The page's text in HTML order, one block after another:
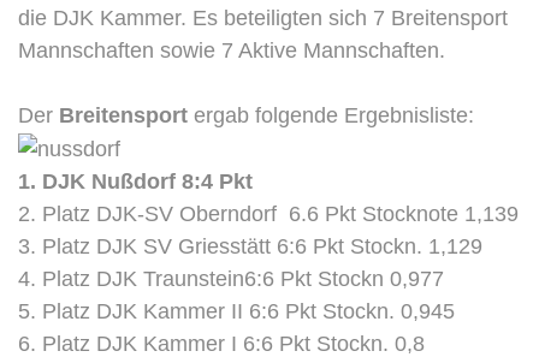
die DJK Kammer. Es beteiligten sich 7 Breitensport
Mannschaften sowie 7 Aktive Mannschaften.
Der Breitensport ergab folgende Ergebnisliste:
1. DJK Nußdorf 8:4 Pkt
2. Platz DJK-SV Oberndorf 6.6 Pkt Stocknote 1,139
3. Platz DJK SV Griesstätt 6:6 Pkt Stockn. 1,129
4. Platz DJK Traunstein6:6 Pkt Stockn 0,977
5. Platz DJK Kammer II 6:6 Pkt Stockn. 0,945
6. Platz DJK Kammer I 6:6 Pkt Stockn. 0,8